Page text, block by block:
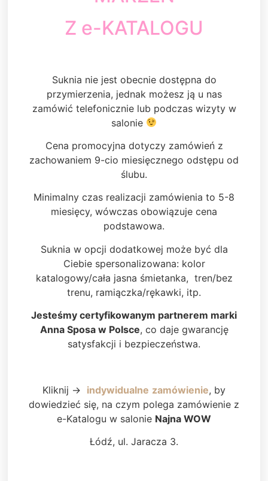
Z e-KATALOGU
Suknia nie jest obecnie dostępna do
przymierzenia, jednak możesz ją u nas
zamówić telefonicznie lub podczas wizyty w
salonie
Cena promocyjna dotyczy zamówień z
zachowaniem 9-cio miesięcznego odstępu od
ślubu.
Minimalny czas realizacji zamówienia to 5-8
miesięcy, wówczas obowiązuje cena
podstawowa.
Suknia w opcji dodatkowej może być dla
Ciebie spersonalizowana: kolor
katalogowy/cała jasna śmietanka, tren/bez
trenu, ramiączka/rękawki, itp.
Jesteśmy certyfikowanym partnerem marki
Anna Sposa w Polsce, co daje gwarancję
satysfakcji i bezpieczeństwa.
Kliknij -> indywidualne zamówienie, by
dowiedzieć się, na czym polega zamówienie z
e-Katalogu w salonie Najna WOW
Łódź, ul. Jaracza 3.